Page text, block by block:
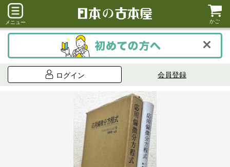
メニュー かご
ログイン 会員登録